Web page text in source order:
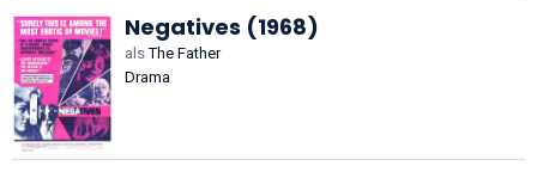
Negatives (1968)
alsThe Father
Drama